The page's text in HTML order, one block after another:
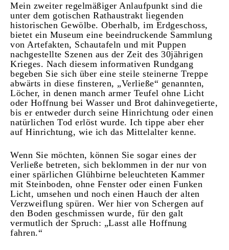
Mein zweiter regelmäßiger Anlaufpunkt sind die
unter dem gotischen Rathaustrakt liegenden
historischen Gewölbe. Oberhalb, im Erdgeschoss,
bietet ein Museum eine beeindruckende Sammlung
von Artefakten, Schautafeln und mit Puppen
nachgestellte Szenen aus der Zeit des 30jährigen
Krieges. Nach diesem informativen Rundgang
begeben Sie sich über eine steile steinerne Treppe
abwärts in diese finsteren, „Verließe“ genannten,
Löcher, in denen manch armer Teufel ohne Licht
oder Hoffnung bei Wasser und Brot dahinvegetierte,
bis er entweder durch seine Hinrichtung oder einen
natürlichen Tod erlöst wurde. Ich tippe aber eher
auf Hinrichtung, wie ich das Mittelalter kenne.
Wenn Sie möchten, können Sie sogar eines der
Verließe betreten, sich beklommen in der nur von
einer spärlichen Glühbirne beleuchteten Kammer
mit Steinboden, ohne Fenster oder einen Funken
Licht, umsehen und noch einen Hauch der alten
Verzweiflung spüren. Wer hier von Schergen auf
den Boden geschmissen wurde, für den galt
vermutlich der Spruch: „Lasst alle Hoffnung
fahren.“